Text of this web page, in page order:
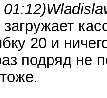
20 и
подряд не